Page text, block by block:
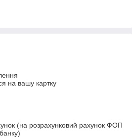
на вашу картку
(на розрахунковий рахунок ФОП